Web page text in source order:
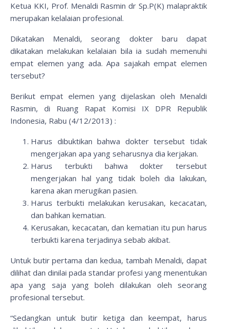
Ketua KKI, Prof. Menaldi Rasmin dr Sp.P(K) malapraktik
merupakan kelalaian profesional.
Dikatakan Menaldi, seorang dokter baru dapat
dikatakan melakukan kelalaian bila ia sudah memenuhi
empat elemen yang ada. Apa sajakah empat elemen
tersebut?
Berikut empat elemen yang dijelaskan oleh Menaldi
Rasmin, di Ruang Rapat Komisi IX DPR Republik
Indonesia, Rabu (4/12/2013) :
Harus dibuktikan bahwa dokter tersebut tidak
mengerjakan apa yang seharusnya dia kerjakan.
Harus terbukti bahwa dokter tersebut
mengerjakan hal yang tidak boleh dia lakukan,
karena akan merugikan pasien.
Harus terbukti melakukan kerusakan, kecacatan,
dan bahkan kematian.
Kerusakan, kecacatan, dan kematian itu pun harus
terbukti karena terjadinya sebab akibat.
Untuk butir pertama dan kedua, tambah Menaldi, dapat
dilihat dan dinilai pada standar profesi yang menentukan
apa yang saja yang boleh dilakukan oleh seorang
profesional tersebut.
“Sedangkan untuk butir ketiga dan keempat, harus